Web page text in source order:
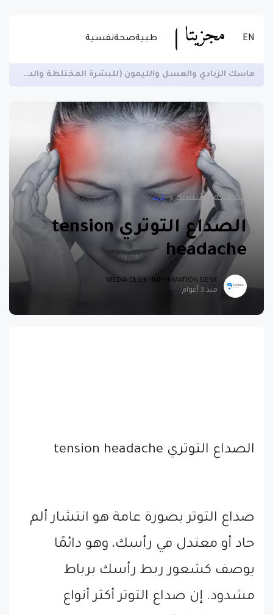
EN طبيةصحةنفسية
زيادة الخصوبة لدى الرجال ومنع العقم وتسهيل الهضم -اقرأ المزيد عن الاستخدام الصحيح للسمسم
الصفحة الرئيسية ترند
الصداع التوتري tension
headache
MEDIA CLICK -INFORMATION DESK
منذ 3 أعوام
الصداع التوتري tension headache
صداع التوتر بصورة عامة هو انتشار ألم
حاد أو معتدل في رأسك، وهو دائمًا
يوصف كشعور ربط رأسك برباط
مشدود. إن صداع التوتر أكثر أنواع